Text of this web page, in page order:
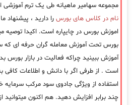
مجموعه سهامیر ماهیانه طی یک ترم آموزشی
نام در کلاس های بورس را دارید ،
اموزش بورس در چایپاره است. اکیدا توصیه
بورس تحت آموزش معامله گران حرفه ای که
آموزش ببینید چراکه فعالیت در بازار بورس
است . از طرفی اگر با دانش و اطلاعات کافی به
استفاده از ویژگی جادوی سود مرکب
چند برابر افزایش دهید. هم اکنون